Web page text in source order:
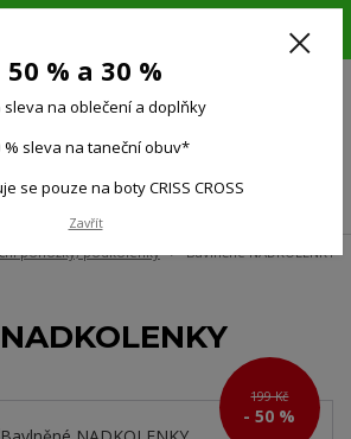
50 % SLEVA na všechno oblečení a doplňky !!!
15.00)
ponožky, podkolenky Bavlněné NADKOLENKY
199 Kč
- 50 %
50 % a 30 %
sleva na oblečení a doplňky
% sleva na taneční obuv*
se pouze na boty CRISS CROSS
Zavřít